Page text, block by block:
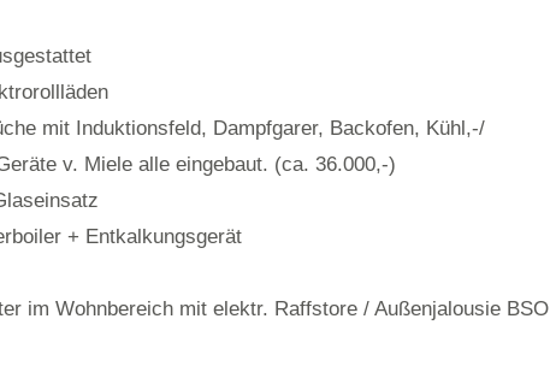
mit Induktionsfeld, Dampfgarer, Backofen, Kühl,-/
v. Miele alle eingebaut. (ca. 36.000,-)
+ Entkalkungsgerät
im Wohnbereich mit elektr. Raffstore / Außenjalousie BSO